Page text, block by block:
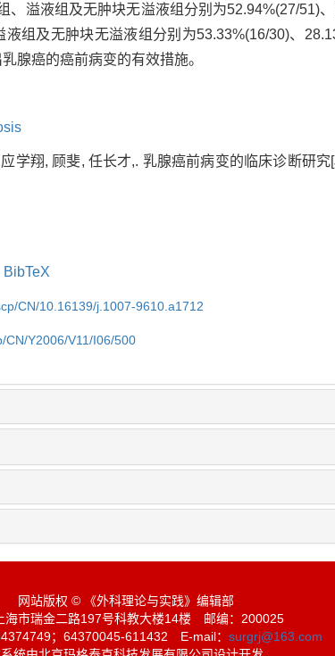
溢液组及无肿块无溢液组分别为52.94%(27/51)
组及无肿块无溢液组分别为53.33%(16/30)、
腺癌的癌前病变的有效措施。
学翔, 顾斐, 任长才,. 乳腺癌前病变的临床诊断研
BibTeX
CN/10.16139/j.1007-9610.a1712
CN/Y2006/V11/I06/500
网站版权 © 《外科理论与实践》编辑部
海市瑞金二路197号科教大楼14楼 邮编：200025
；64370045-611432 E-mail： surgrj@163.com